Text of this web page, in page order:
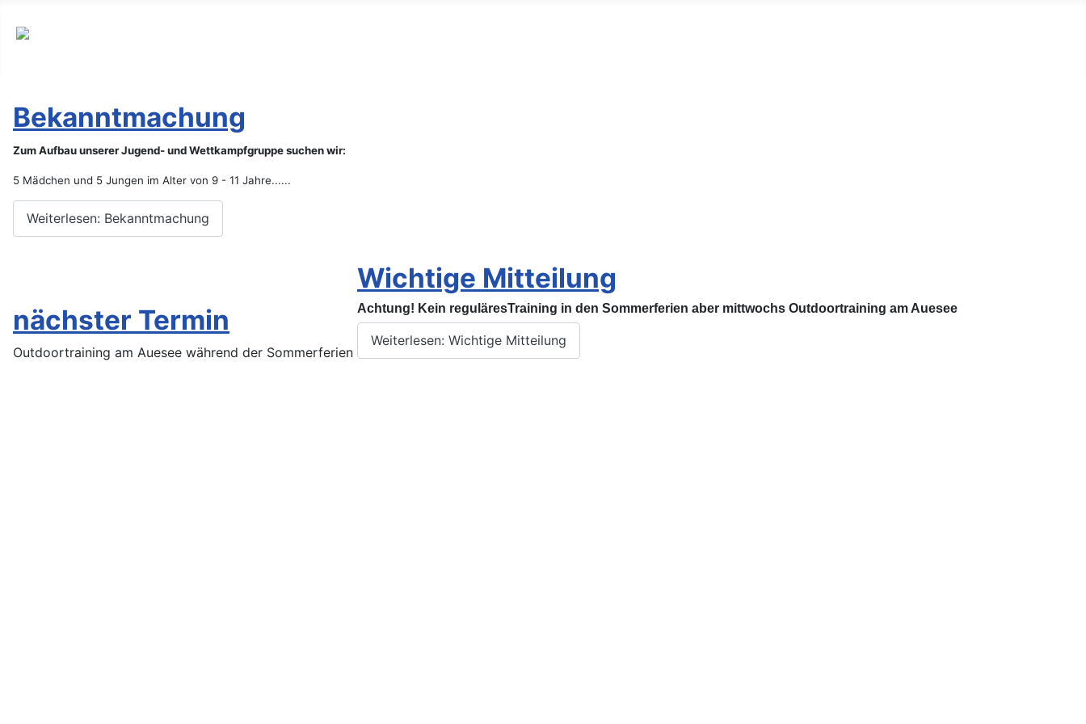
Bekanntmachung
Zum Aufbau unserer Jugend- und Wettkampfgruppe suchen wir:
5 Mädchen und 5 Jungen im Alter von 9 - 11 Jahre......
Weiterlesen: Bekanntmachung
nächster Termin
Outdoortraining am Auesee während der Sommerferien
Wichtige Mitteilung
Achtung! Kein reguläresTraining in den Sommerferien aber mittwochs Outdoortraining am Auesee
Weiterlesen: Wichtige Mitteilung